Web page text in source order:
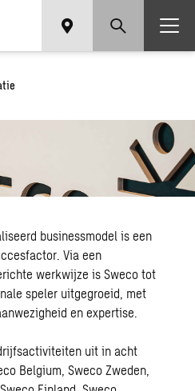
businessmodel is een
Via een
werkwijze is Sweco tot
speler uitgegroeid, met
en expertise.
uit in acht
Belgium, Sweco Zweden,